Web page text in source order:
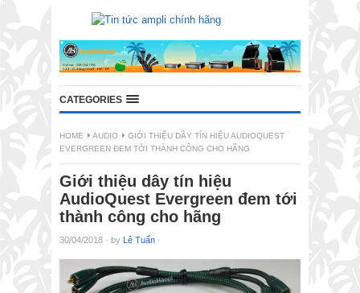
CATEGORIES
HOME AUDIO
GIỚI THIỆU DÂY TÍN HIỆU AUDIOQUEST
EVERGREEN ĐEM TỚI THÀNH CÔNG CHO HÃNG
Giới thiệu dây tín hiệu
AudioQuest Evergreen đem tới
thành công cho hãng
30/04/2018 · by Lê Tuấn ·